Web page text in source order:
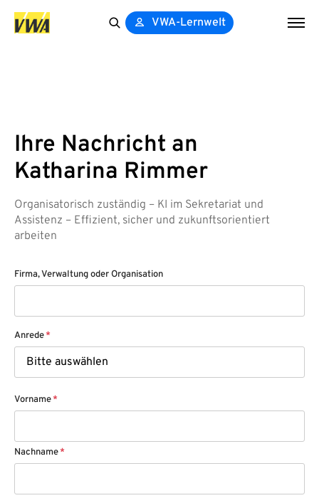
VWA-Lernwelt
Ihre Nachricht an
Katharina Rimmer
Organisatorisch zuständig – KI im Sekretariat und
Assistenz – Effizient, sicher und zukunftsorientiert
arbeiten
Firma, Verwaltung oder Organisation
Anrede*
Vorname*
Nachname*